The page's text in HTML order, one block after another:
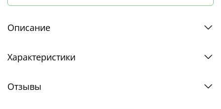
Описание
Характеристики
Отзывы